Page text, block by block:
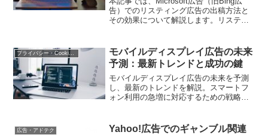
告）でのリスティング広告の出稿方法と
その効果について解説します。リスティ
モバイルディスプレイ広告の未来
予測：最新トレンドと成功の鍵
モバイルディスプレイ広告の未来を予測
し、最新のトレンドを解説。スマートフ
ォン利用の急増に対応するための戦略や
広告・アドテク
Yahoo!広告でのギャンブル関連